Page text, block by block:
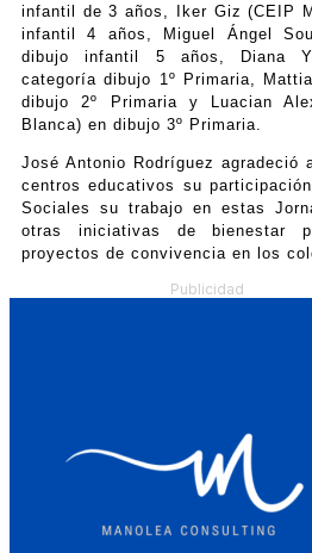
infantil de 3 años, Iker Giz (CEIP
infantil 4 años, Miguel Ángel
dibujo infantil 5 años, Diana
categoría dibujo 1º Primaria,
dibujo 2º Primaria y Luacian
Blanca) en dibujo 3º Primaria.
José Antonio Rodríguez
centros educativos su
Sociales su trabajo en estas
otras iniciativas de bienestar
proyectos de convivencia en los
Publicidad